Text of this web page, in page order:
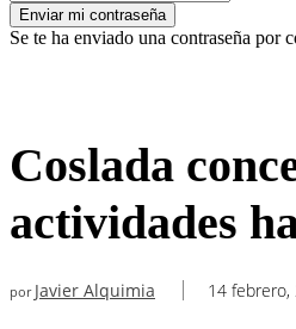
Se te ha enviado una contraseña por
Coslada
actividades
por Javier Alquimia 14 febrero,